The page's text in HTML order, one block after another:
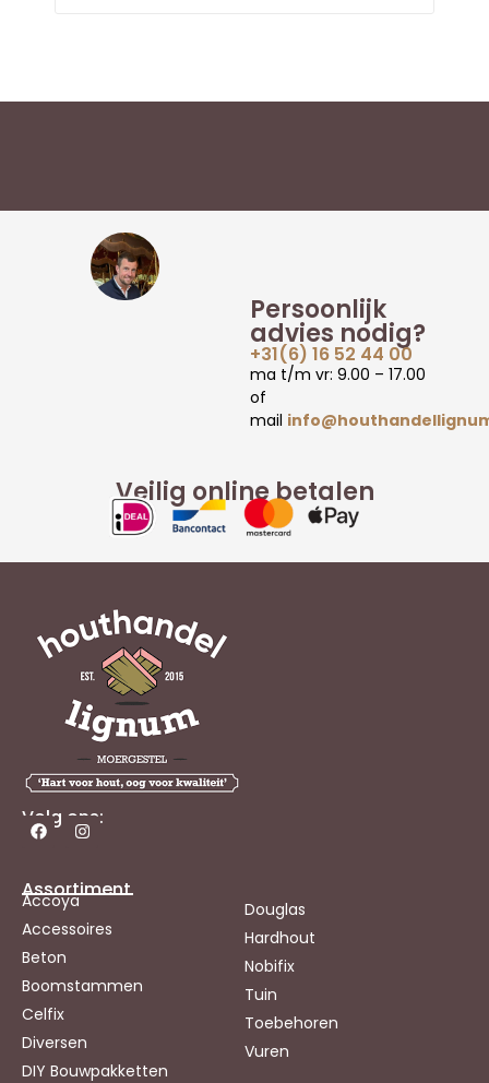
Veilig online betalen
Persoonlijk
advies nodig?
+31(6) 16 52 44 00
ma t/m vr: 9.00 – 17.00
of
mail
Volg ons:
Assortiment
Accoya
Accessoires
Beton
Boomstammen
Celfix
Diversen
DIY Bouwpakketten
Douglas
Hardhout
Nobifix
Tuin
Toebehoren
Vuren